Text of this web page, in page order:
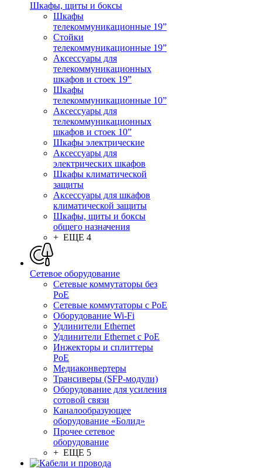
Шкафы, щиты и боксы
Шкафы
телекоммуникационные 19”
Стойки
телекоммуникационные 19”
Аксессуары для
телекоммуникационных
шкафов и стоек 19”
Шкафы
телекоммуникационные 10”
Аксессуары для
телекоммуникационных
шкафов и стоек 10”
Шкафы электрические
Аксессуары для
электрических шкафов
Шкафы климатической
защиты
Аксессуары для шкафов
климатической защиты
Шкафы, щиты и боксы
общего назначения
+ ЕЩЕ 4
Сетевое оборудование
Сетевые коммутаторы без
PoE
Сетевые коммутаторы с PoE
Оборудование Wi-Fi
Удлинители Ethernet
Удлинители Ethernet с PoE
Инжекторы и сплиттеры
PoE
Медиаконвертеры
Трансиверы (SFP-модули)
Оборудование для усиления
сотовой связи
Каналообразующее
оборудование «Болид»
Прочее сетевое
оборудование
+ ЕЩЕ 5